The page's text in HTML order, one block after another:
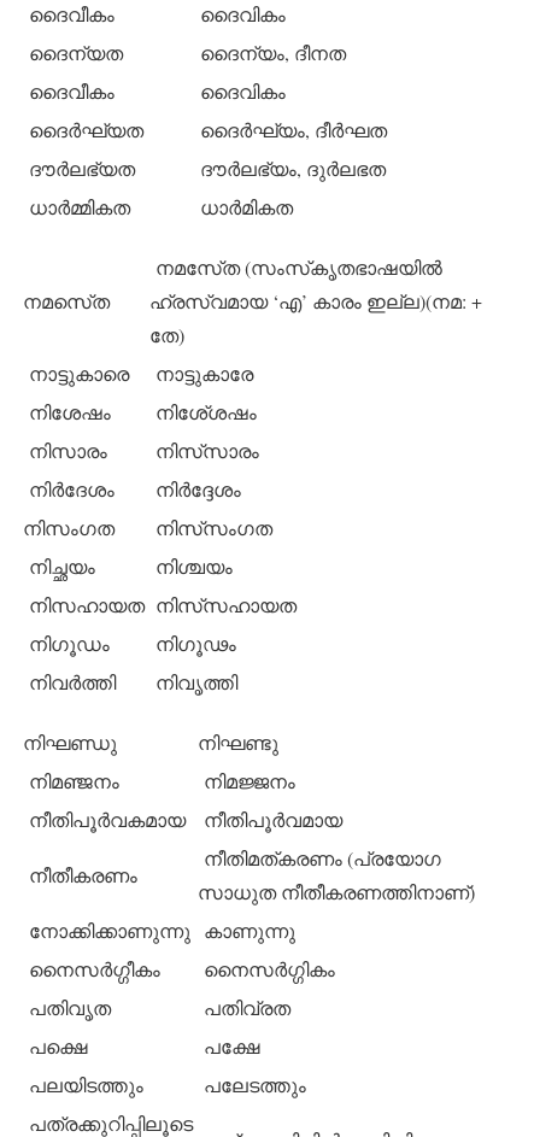
ദൈവീകം
ദൈവികം
ദൈന്യത
ദൈന്യം, ദീനത
ദൈവീകം
ദൈവികം
ദൈര്‍ഘ്യത
ദൈര്‍ഘ്യം, ദീര്‍ഘത
ദൗര്‍ലഭ്യത
ദൗര്‍ലഭ്യം, ദുര്‍ലഭത
ധാര്‍മ്മികത
ധാര്‍മികത
നമസെ്ത
നമസേ്ത (സംസ്‌കൃതഭാഷയില്‍
ഹ്രസ്വമായ ‘എ’ കാരം ഇല്ല)(നമ: +
തേ)
നാട്ടുകാരെ
നാട്ടുകാരേ
നിശേഷം
നിശേ്ശഷം
നിസാരം
നിസ്‌സാരം
നിര്‍ദേശം
നിര്‍ദ്ദേശം
നിസംഗത
നിസ്‌സംഗത
നിച്ഛയം
നിശ്ചയം
നിസഹായത നിസ്‌സഹായത
നിഗൂഡം
നിഗൂഢം
നിവര്‍ത്തി
നിവൃത്തി
നിഘണ്ഡു
നിഘണ്ടു
നിമഞ്ജനം
നിമജ്ജനം
നീതിപൂര്‍വകമായ
നീതിപൂര്‍വമായ
നീതീകരണം
നീതിമത്കരണം (പ്രയോഗ
സാധുത നീതീകരണത്തിനാണ്)
നോക്കിക്കാണുന്നു
കാണുന്നു
നൈസര്‍ഗ്ഗീകം
നൈസര്‍ഗ്ഗികം
പതിവൃത
പതിവ്രത
പക്ഷെ
പക്ഷേ
പലയിടത്തും
പലേടത്തും
പത്രക്കുറിപ്പിലൂടെ